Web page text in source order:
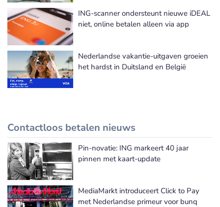
ING-scanner ondersteunt nieuwe iDEAL
niet, online betalen alleen via app
Nederlandse vakantie-uitgaven groeien
het hardst in Duitsland en België
Contactloos betalen nieuws
Meer Contactloos betalen nieuws
Pin-novatie: ING markeert 40 jaar
pinnen met kaart-update
MediaMarkt introduceert Click to Pay
met Nederlandse primeur voor bunq